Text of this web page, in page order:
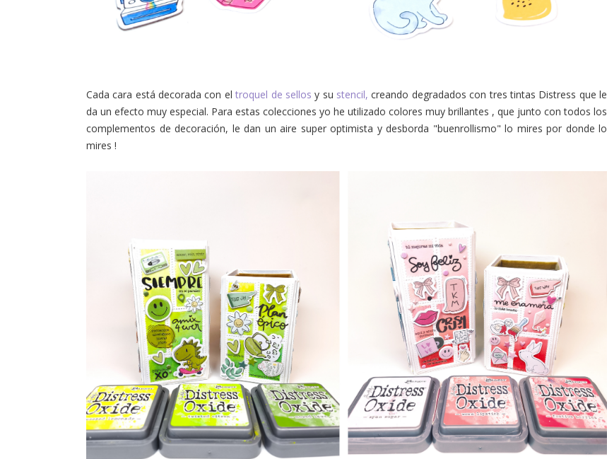
Cada cara está decorada con eltroquel de sellos y su stencil, creando degradados con tres tintas Distress que le
da un efecto muy especial. Para estas colecciones yo he utilizado colores muy brillantes , que junto con todos los
complementos de decoración, le dan un aire super optimista y desborda "buenrollismo" lo mires por donde lo
mires !